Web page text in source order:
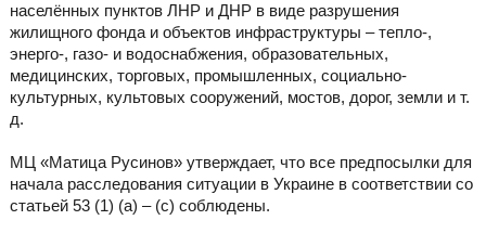
населённых пунктов ЛНР и ДНР в виде разрушения
жилищного фонда и объектов инфраструктуры – тепло-,
энерго-, газо- и водоснабжения, образовательных,
медицинских, торговых, промышленных, социально-
культурных, культовых сооружений, мостов, дорог, земли и т.
д.
МЦ «Матица Русинов» утверждает, что все предпосылки для
начала расследования ситуации в Украине в соответствии со
статьей 53 (1) (a) – (c) соблюдены.